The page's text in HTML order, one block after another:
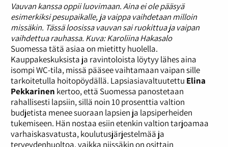
Vauvan kanssa oppii luovimaan. Aina ei ole pääsyä
esimerkiksi pesupaikalle, ja vaippa vaihdetaan milloin
missäkin. Tässä loosissa vauvan sai ruokittua ja vaipan
vaihdettua rauhassa. Kuva: Karoliina Hakasalo
Suomessa tätä asiaa on mietitty huolella.
Kauppakeskuksista ja ravintoloista löytyy lähes aina
isompi WC-tila, missä pääsee vaihtamaan vaipan sille
tarkoitetulla hoitopöydällä. Lapsiasiavaltuutettu Elina
Pekkarinen kertoo, että Suomessa panostetaan
rahallisesti lapsiin, sillä noin 10 prosenttia valtion
budjetista menee suoraan lapsien ja lapsiperheiden
tukemiseen. Hän nostaa esiin etenkin valtion tarjoamaa
varhaiskasvatusta, koulutusjärjestelmää ja
terveydenhuoltoa, vaikka niissäkin on osittain